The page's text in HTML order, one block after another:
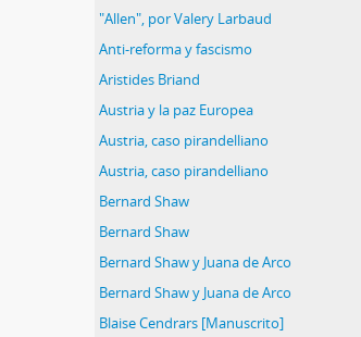
"Allen", por Valery Larbaud
Anti-reforma y fascismo
Aristides Briand
Austria y la paz Europea
Austria, caso pirandelliano
Austria, caso pirandelliano
Bernard Shaw
Bernard Shaw
Bernard Shaw y Juana de Arco
Bernard Shaw y Juana de Arco
Blaise Cendrars [Manuscrito]